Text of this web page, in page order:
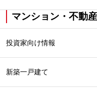
マンション・不動
投資家向け情報
新築一戸建て